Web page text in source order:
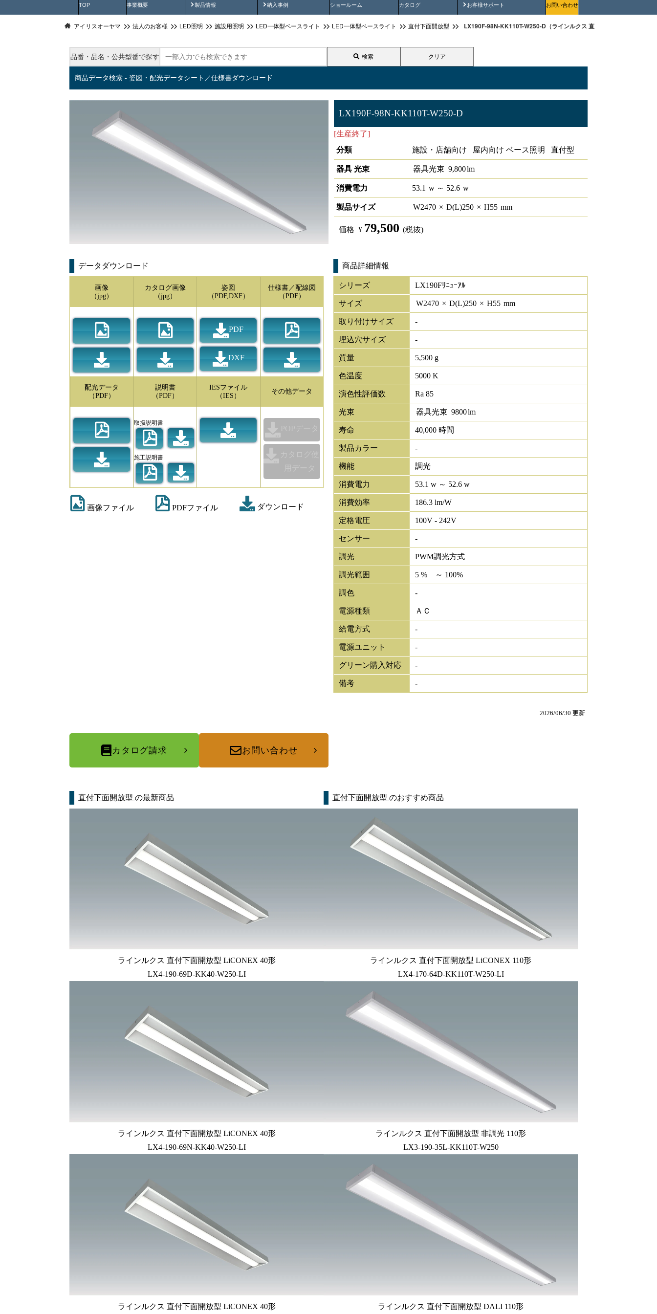
TOP 事業概要 製品情報
製品動画 納入事例
納入事例動画 ショールーム カタログ お客様サポート
安全にご使用いただくためにお問い合わせ
アイリスオーヤマ 法人のお客様 LED照明 施設用照明 LED一体型ベースライト LED一体型ベースライト 直付下面開放型 LX190F-98N-KK110T-W250-D（ラインルクス 直付下面開放型 PWM
品番・品名・公共型番で探す 検索 クリア
商品データ検索 - 姿図・配光データシート／仕様書ダウンロード
LX190F-98N-KK110T-W250-D
[生産終了]
分類
施設・店舗向け 屋内向け ベース照明 直付型
器具 光束 器具光束 9,800lm
消費電力 53.1 w ～ 52.6 w
製品サイズ W2470 × D(L)250 × H55 mm
価格 ¥ 79,500 (税抜)
データダウンロード
画像
（jpg）
カタログ画像
（jpg）
姿図
（PDF,DXF）
PDF
DXF
仕様書／配線図
（PDF）
配光データ
（PDF）
説明書
（PDF）
取扱説明書
施工説明書
IESファイル
（IES）
その他データ
POPデータ
カタログ使
用データ
画像ファイル PDFファイル ダウンロード
商品詳細情報
シリーズ LX190Fﾘﾆｭｰｱﾙ
サイズ W2470 × D(L)250 × H55 mm
取り付けサイズ -
埋込穴サイズ -
質量 5,500 g
色温度 5000 K
演色性評価数 Ra 85
光束 器具光束 9800lm
寿命 40,000 時間
製品カラー -
機能 調光
消費電力 53.1 w ～ 52.6 w
消費効率 186.3 lm/W
定格電圧 100V - 242V
センサー -
調光 PWM調光方式
調光範囲 5 % ～ 100%
調色 -
電源種類 ＡＣ
給電方式 -
電源ユニット -
グリーン購入対応 -
備考 -
2026/06/30 更新
カタログ請求 お問い合わせ
直付下面開放型 の最新商品
ラインルクス 直付下面開放型 LiCONEX 40形
LX4-190-69D-KK40-W250-LI
ラインルクス 直付下面開放型 LiCONEX 40形
LX4-190-69N-KK40-W250-LI
ラインルクス 直付下面開放型 LiCONEX 40形
直付下面開放型 のおすすめ商品
ラインルクス 直付下面開放型 LiCONEX 110形
LX4-170-64D-KK110T-W250-LI
ラインルクス 直付下面開放型 非調光 110形
LX3-190-35L-KK110T-W250
ラインルクス 直付下面開放型 DALI 110形